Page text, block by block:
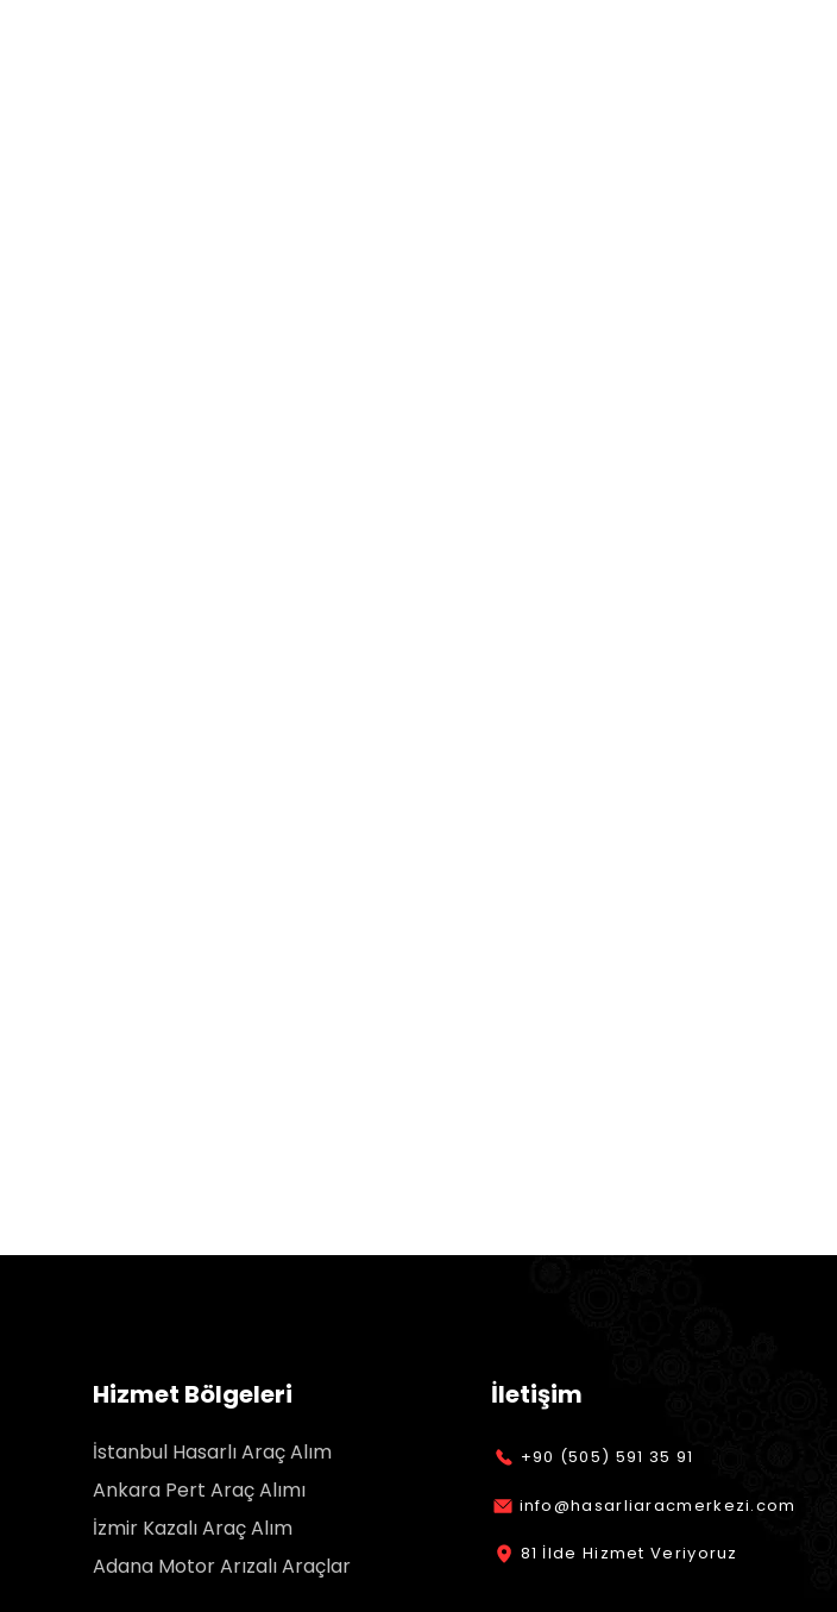
Hizmet Bölgeleri
İstanbul Hasarlı Araç Alım
Ankara Pert Araç Alımı
İzmir Kazalı Araç Alım
Adana Motor Arızalı Araçlar
İletişim
+90 (505) 591 35 91
info@hasarliaracmerkezi.com
81 İlde Hizmet Veriyoruz